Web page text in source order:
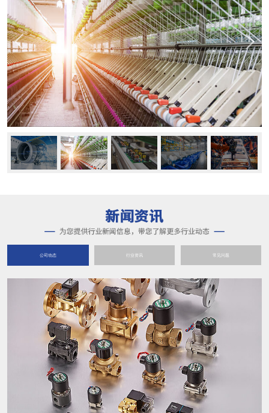
公司动态 行业资讯 常见问题